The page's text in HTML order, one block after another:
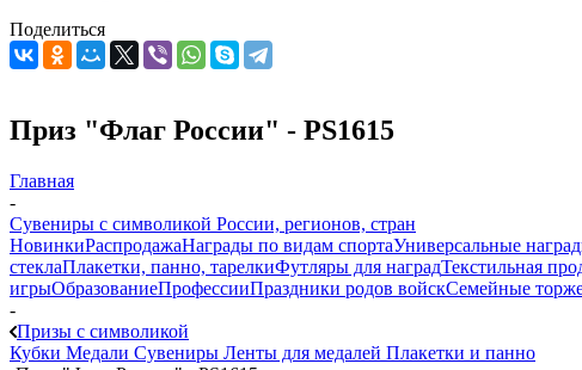
Поделиться
Приз "Флаг России" - PS1615
Главная
-
Сувениры с символикой России, регионов, стран
НовинкиРаспродажаНаграды по видам спортаУниверсальные
стеклаПлакетки, панно, тарелкиФутляры для наградТекстильная
игрыОбразованиеПрофессииПраздники родов войскСемейные
-
Призы с символикой
Кубки Медали Сувениры Ленты для медалей Плакетки и панно